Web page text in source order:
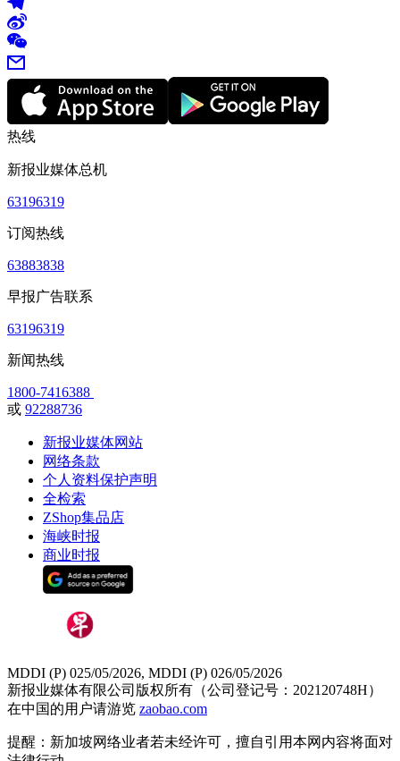
热线
新报业媒体总机
63196319
订阅热线
63883838
早报广告联系
63196319
新闻热线
1800-7416388
或 92288736
新报业媒体网站
网络条款
个人资料保护声明
全检索
ZShop集品店
海峡时报
商业时报
MDDI (P) 025/05/2026, MDDI (P) 026/05/2026
新报业媒体有限公司版权所有（公司登记号：202120748H）
在中国的用户请游览 zaobao.com
提醒：新加坡网络业者若未经许可，擅自引用本网内容将面对